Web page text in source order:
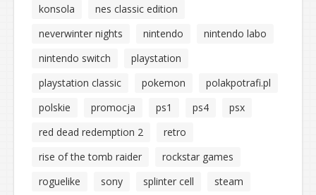
konsola
nes classic edition
neverwinter nights
nintendo
nintendo labo
nintendo switch
playstation
playstation classic
pokemon
polakpotrafi.pl
polskie
promocja ps1 ps4
psx
red dead redemption 2
retro
rise of the tomb raider
rockstar games
roguelike
sony splinter cell
steam